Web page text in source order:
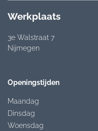
Werkplaats
3e Walstraat 7
Nijmegen
Openingstijden
Maandag
Dinsdag
Woensdag